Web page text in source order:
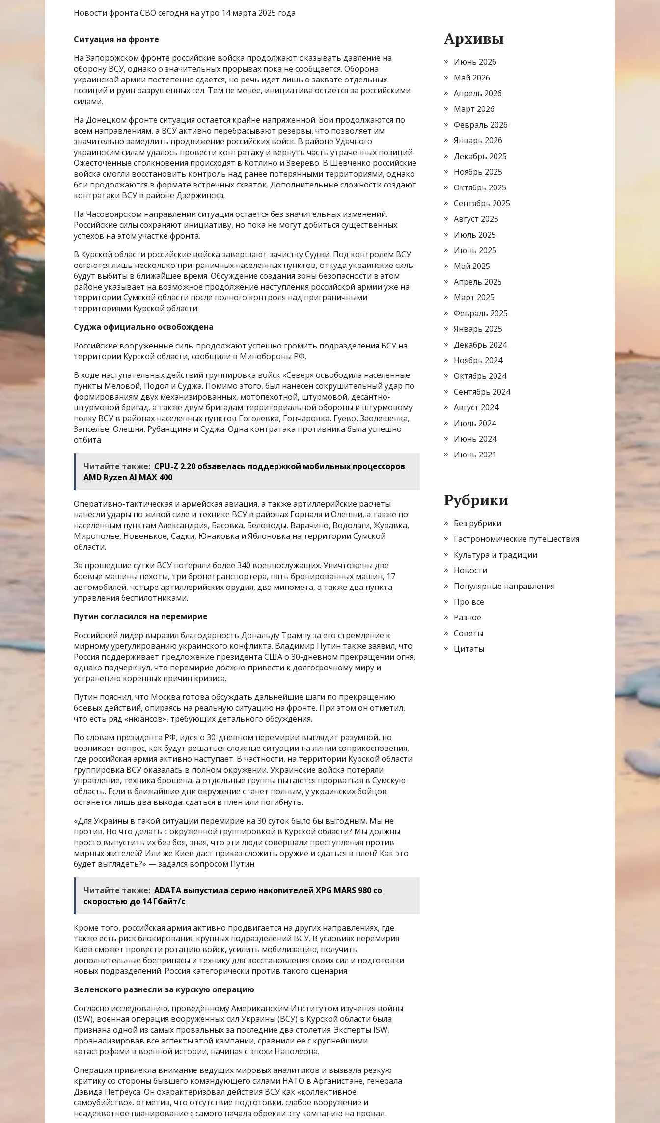
Новости фронта СВО сегодня на утро 14 марта 2025 года
Ситуация на фронте
На Запорожском фронте российские войска продолжают оказывать давление на
оборону ВСУ, однако о значительных прорывах пока не сообщается. Оборона
украинской армии постепенно сдается, но речь идет лишь о захвате отдельных
позиций и руин разрушенных сел. Тем не менее, инициатива остается за российскими
силами.
На Донецком фронте ситуация остается крайне напряженной. Бои продолжаются по
всем направлениям, а ВСУ активно перебрасывают резервы, что позволяет им
значительно замедлить продвижение российских войск. В районе Удачного
украинским силам удалось провести контратаку и вернуть часть утраченных позиций.
Ожесточённые столкновения происходят в Котлино и Зверево. В Шевченко российские
войска смогли восстановить контроль над ранее потерянными территориями, однако
бои продолжаются в формате встречных схваток. Дополнительные сложности создают
контратаки ВСУ в районе Дзержинска.
На Часовоярском направлении ситуация остается без значительных изменений.
Российские силы сохраняют инициативу, но пока не могут добиться существенных
успехов на этом участке фронта.
В Курской области российские войска завершают зачистку Суджи. Под контролем ВСУ
остаются лишь несколько приграничных населенных пунктов, откуда украинские силы
будут выбиты в ближайшее время. Обсуждение создания зоны безопасности в этом
районе указывает на возможное продолжение наступления российской армии уже на
территории Сумской области после полного контроля над приграничными
территориями Курской области.
Суджа официально освобождена
Российские вооруженные силы продолжают успешно громить подразделения ВСУ на
территории Курской области, сообщили в Минобороны РФ.
В ходе наступательных действий группировка войск «Север» освободила населенные
пункты Меловой, Подол и Суджа. Помимо этого, был нанесен сокрушительный удар по
формированиям двух механизированных, мотопехотной, штурмовой, десантно-
штурмовой бригад, а также двум бригадам территориальной обороны и штурмовому
полку ВСУ в районах населенных пунктов Гоголевка, Гончаровка, Гуево, Заолешенка,
Запселье, Олешня, Рубанщина и Суджа. Одна контратака противника была успешно
отбита.
Читайте также: CPU-Z 2.20 обзавелась поддержкой мобильных процессоров
AMD Ryzen AI MAX 400
Оперативно-тактическая и армейская авиация, а также артиллерийские расчеты
нанесли удары по живой силе и технике ВСУ в районах Горналя и Олешни, а также по
населенным пунктам Александрия, Басовка, Беловоды, Варачино, Водолаги, Журавка,
Мирополье, Новенькое, Садки, Юнаковка и Яблоновка на территории Сумской
области.
За прошедшие сутки ВСУ потеряли более 340 военнослужащих. Уничтожены две
боевые машины пехоты, три бронетранспортера, пять бронированных машин, 17
автомобилей, четыре артиллерийских орудия, два миномета, а также два пункта
управления беспилотниками.
Путин согласился на перемирие
Российский лидер выразил благодарность Дональду Трампу за его стремление к
мирному урегулированию украинского конфликта. Владимир Путин также заявил, что
Россия поддерживает предложение президента США о 30-дневном прекращении огня,
однако подчеркнул, что перемирие должно привести к долгосрочному миру и
устранению коренных причин кризиса.
Путин пояснил, что Москва готова обсуждать дальнейшие шаги по прекращению
боевых действий, опираясь на реальную ситуацию на фронте. При этом он отметил,
что есть ряд «нюансов», требующих детального обсуждения.
По словам президента РФ, идея о 30-дневном перемирии выглядит разумной, но
возникает вопрос, как будут решаться сложные ситуации на линии соприкосновения,
где российская армия активно наступает. В частности, на территории Курской области
группировка ВСУ оказалась в полном окружении. Украинские войска потеряли
управление, техника брошена, а отдельные группы пытаются прорваться в Сумскую
область. Если в ближайшие дни окружение станет полным, у украинских бойцов
останется лишь два выхода: сдаться в плен или погибнуть.
«Для Украины в такой ситуации перемирие на 30 суток было бы выгодным. Мы не
против. Но что делать с окружённой группировкой в Курской области? Мы должны
просто выпустить их без боя, зная, что эти люди совершали преступления против
мирных жителей? Или же Киев даст приказ сложить оружие и сдаться в плен? Как это
будет выглядеть?» — задался вопросом Путин.
Читайте также: ADATA выпустила серию накопителей XPG MARS 980 со
скоростью до 14 Гбайт/с
Кроме того, российская армия активно продвигается на других направлениях, где
также есть риск блокирования крупных подразделений ВСУ. В условиях перемирия
Киев сможет провести ротацию войск, усилить мобилизацию, получить
дополнительные боеприпасы и технику для восстановления своих сил и подготовки
новых подразделений. Россия категорически против такого сценария.
Зеленского разнесли за курскую операцию
Согласно исследованию, проведённому Американским Институтом изучения войны
(ISW), военная операция вооружённых сил Украины (ВСУ) в Курской области была
признана одной из самых провальных за последние два столетия. Эксперты ISW,
проанализировав все аспекты этой кампании, сравнили её с крупнейшими
катастрофами в военной истории, начиная с эпохи Наполеона.
Операция привлекла внимание ведущих мировых аналитиков и вызвала резкую
критику со стороны бывшего командующего силами НАТО в Афганистане, генерала
Дэвида Петреуса. Он охарактеризовал действия ВСУ как «коллективное
самоубийство», отметив, что отсутствие подготовки, слабое вооружение и
неадекватное планирование с самого начала обрекли эту кампанию на провал.
Архивы
Июнь 2026
Май 2026
Апрель 2026
Март 2026
Февраль 2026
Январь 2026
Декабрь 2025
Ноябрь 2025
Октябрь 2025
Сентябрь 2025
Август 2025
Июль 2025
Июнь 2025
Май 2025
Апрель 2025
Март 2025
Февраль 2025
Январь 2025
Декабрь 2024
Ноябрь 2024
Октябрь 2024
Сентябрь 2024
Август 2024
Июль 2024
Июнь 2024
Июнь 2021
Рубрики
Без рубрики
Гастрономические путешествия
Культура и традиции
Новости
Популярные направления
Про все
Разное
Советы
Цитаты